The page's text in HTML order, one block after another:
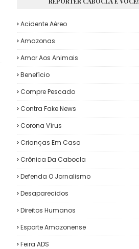
Acidente Aéreo
Amazonas
Amor Aos Animais
Benefício
Compre Pescado
Contra Fake News
Corona Vírus
Crianças Em Casa
Crônica Da Cabocla
Defenda O Jornalismo
Desaparecidos
Direitos Humanos
Esporte Amazonense
Feira ADS